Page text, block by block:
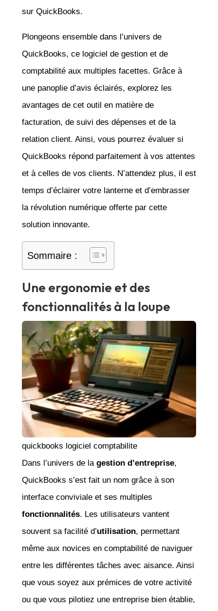
sur QuickBooks.
Plongeons ensemble dans l’univers de
QuickBooks, ce logiciel de gestion et de
comptabilité aux multiples facettes. Grâce à
une panoplie d’avis éclairés, explorez les
avantages de cet outil en matière de
facturation, de suivi des dépenses et de la
relation client. Ainsi, vous pourrez évaluer si
QuickBooks répond parfaitement à vos attentes
et à celles de vos clients. N’attendez plus, il est
temps d’éclairer votre lanterne et d’embrasser
la révolution numérique offerte par cette
solution innovante.
Sommaire :
Une ergonomie et des
fonctionnalités à la loupe
quickbooks logiciel comptabilite
Dans l’univers de la gestion d’entreprise,
QuickBooks s’est fait un nom grâce à son
interface conviviale et ses multiples
fonctionnalités. Les utilisateurs vantent
souvent sa facilité d’utilisation, permettant
même aux novices en comptabilité de naviguer
entre les différentes tâches avec aisance. Ainsi
que vous soyez aux prémices de votre activité
ou que vous pilotiez une entreprise bien établie,